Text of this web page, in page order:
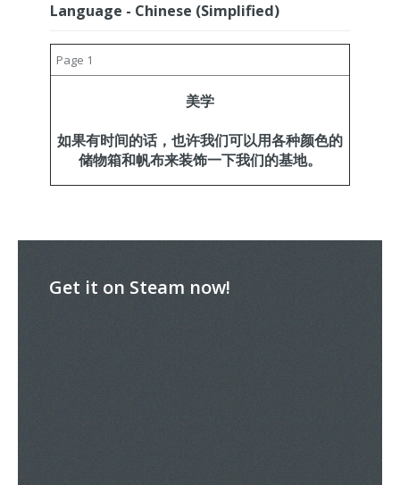
Language - Chinese (Simplified)
Page 1
美学
如果有时间的话，也许我们可以用各种颜色的
储物箱和帆布来装饰一下我们的基地。
Get it on Steam now!